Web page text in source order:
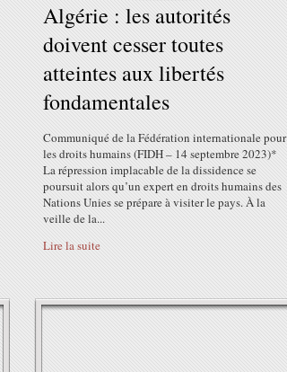
Algérie : les autorités
doivent cesser toutes
atteintes aux libertés
fondamentales
Communiqué de la Fédération internationale pour
les droits humains (FIDH – 14 septembre 2023)*
La répression implacable de la dissidence se
poursuit alors qu’un expert en droits humains des
Nations Unies se prépare à visiter le pays. À la
veille de la...
Lire la suite